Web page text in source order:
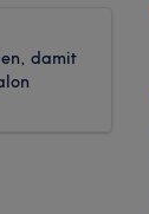
damit